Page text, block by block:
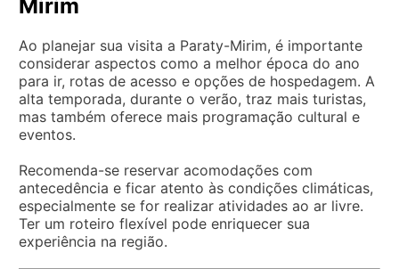
Mirim
Ao planejar sua visita a Paraty-Mirim, é importante
considerar aspectos como a melhor época do ano
para ir, rotas de acesso e opções de hospedagem. A
alta temporada, durante o verão, traz mais turistas,
mas também oferece mais programação cultural e
eventos.
Recomenda-se reservar acomodações com
antecedência e ficar atento às condições climáticas,
especialmente se for realizar atividades ao ar livre.
Ter um roteiro flexível pode enriquecer sua
experiência na região.